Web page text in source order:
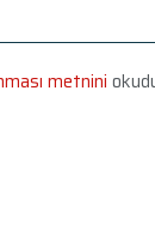
metnini